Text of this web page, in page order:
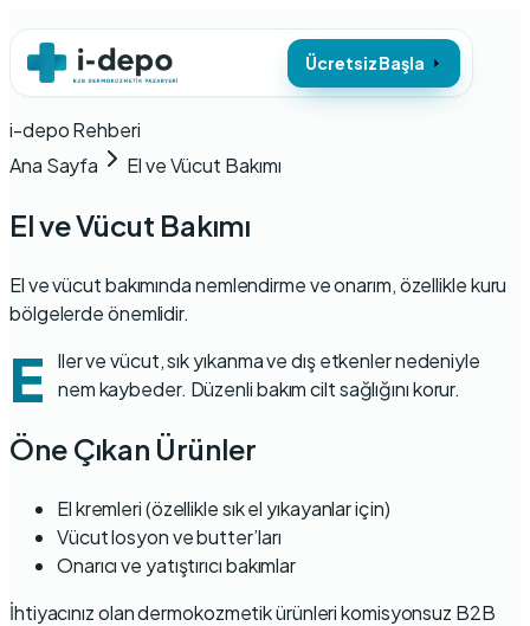
Ücretsiz Başla
i-depo Rehberi
Ana Sayfa
El ve Vücut Bakımı
El ve Vücut Bakımı
El ve vücut bakımında nemlendirme ve onarım, özellikle kuru
bölgelerde önemlidir.
E
ller ve vücut, sık yıkanma ve dış etkenler nedeniyle
nem kaybeder. Düzenli bakım cilt sağlığını korur.
Öne Çıkan Ürünler
El kremleri (özellikle sık el yıkayanlar için)
Vücut losyon ve butter’ları
Onarıcı ve yatıştırıcı bakımlar
İhtiyacınız olan dermokozmetik ürünlerikomisyonsuz B2B